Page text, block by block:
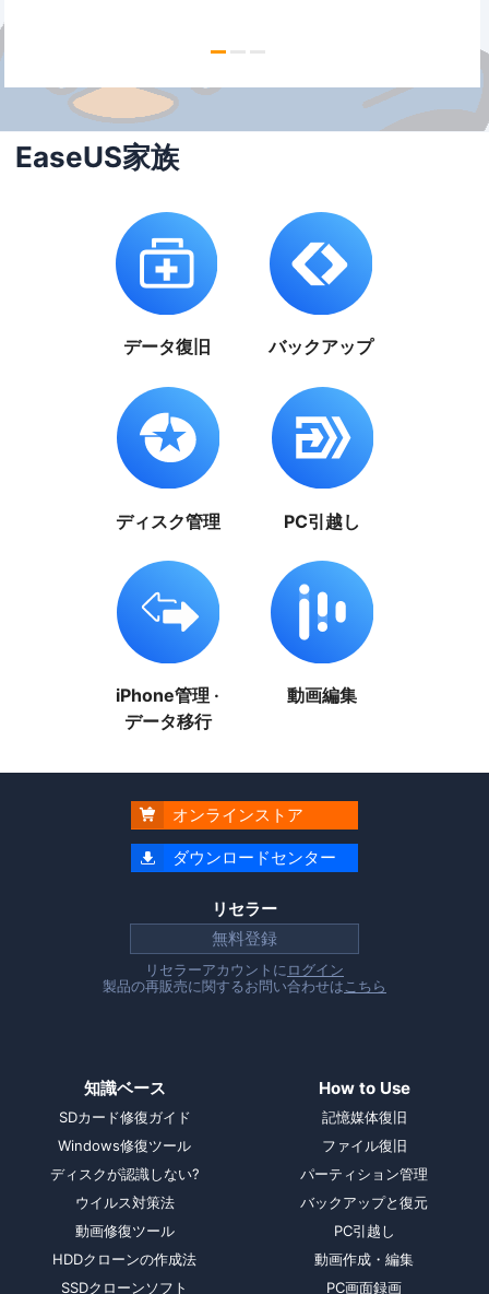
EaseUS家族
データ復旧 バックアップ
ディスク管理 PC引越し
iPhone管理 ·
データ移行
動画編集
 オンラインストア
 ダウンロードセンター
リセラー
無料登録
リセラーアカウントに ログイン
製品の再販売に関するお問い合わせは こちら
知識ベース
SDカード修復ガイド
Windows修復ツール
ディスクが認識しない?
ウイルス対策法
動画修復ツール
HDDクローンの作成法
SSDクローンソフト
How to Use
記憶媒体復旧
ファイル復旧
パーティション管理
バックアップと復元
PC引越し
動画作成・編集
PC画面録画